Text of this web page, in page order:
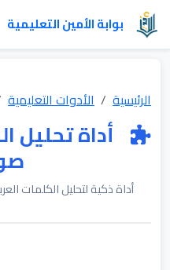
بوابة الأمين التعليمية
الرئيسية الأدوات التعليمية
أداة تحليل
أداة ذكية لتحليل الكلمات